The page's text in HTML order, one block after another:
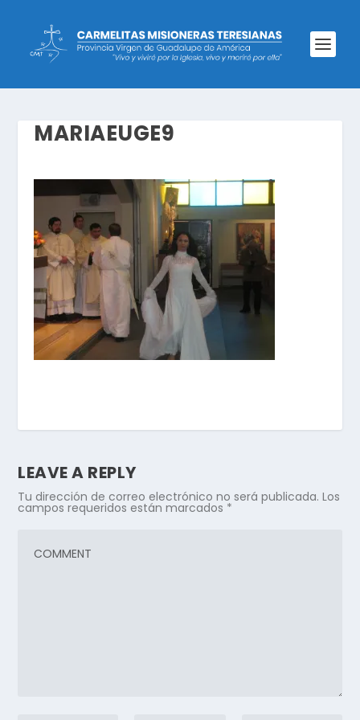
MARIAEUGE9
LEAVE A REPLY
Tu dirección de correo electrónico no será publicada. Los
campos requeridos están marcados *